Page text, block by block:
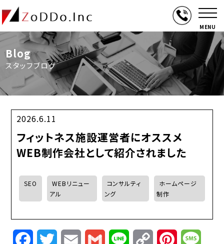
MENU
Blog
スタッフブログ
2026.6.11
フィットネス施設運営者にオススメ
WEB制作会社として紹介されました
SEO
WEBリニュー
アル
コンサルティ
ング
ホームページ
制作
FacebookTwitterEmail Gmail Line
Copy
Pinterest